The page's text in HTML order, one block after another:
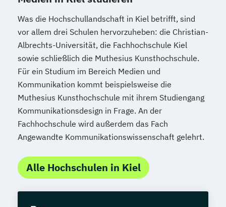
Was die Hochschullandschaft in Kiel betrifft, sind
vor allem drei Schulen hervorzuheben: die Christian-
Albrechts-Universität, die Fachhochschule Kiel
sowie schließlich die Muthesius Kunsthochschule.
Für ein Studium im Bereich Medien und
Kommunikation kommt beispielsweise die
Muthesius Kunsthochschule mit ihrem Studiengang
Kommunikationsdesign in Frage. An der
Fachhochschule wird außerdem das Fach
Angewandte Kommunikationswissenschaft gelehrt.
Alle Hochschulen in Kiel